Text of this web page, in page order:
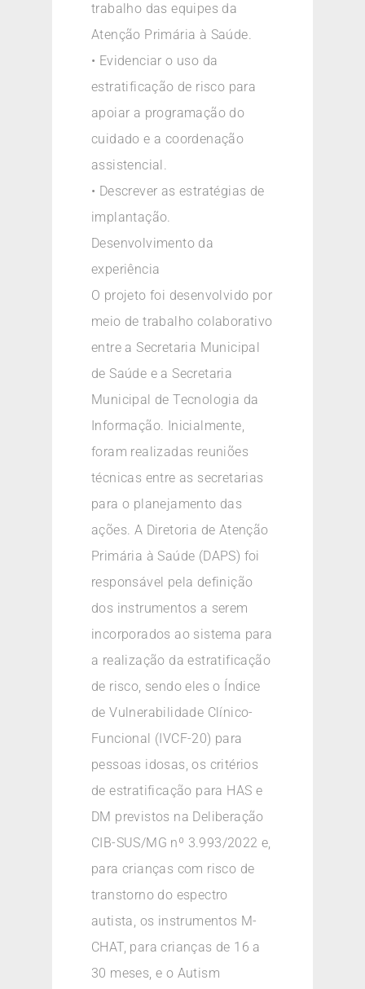
trabalho das equipes da
Atenção Primária à Saúde.
• Evidenciar o uso da
estratificação de risco para
apoiar a programação do
cuidado e a coordenação
assistencial.
• Descrever as estratégias de
implantação.
Desenvolvimento da
experiência
O projeto foi desenvolvido por
meio de trabalho colaborativo
entre a Secretaria Municipal
de Saúde e a Secretaria
Municipal de Tecnologia da
Informação. Inicialmente,
foram realizadas reuniões
técnicas entre as secretarias
para o planejamento das
ações. A Diretoria de Atenção
Primária à Saúde (DAPS) foi
responsável pela definição
dos instrumentos a serem
incorporados ao sistema para
a realização da estratificação
de risco, sendo eles o Índice
de Vulnerabilidade Clínico-
Funcional (IVCF-20) para
pessoas idosas, os critérios
de estratificação para HAS e
DM previstos na Deliberação
CIB-SUS/MG nº 3.993/2022 e,
para crianças com risco de
transtorno do espectro
autista, os instrumentos M-
CHAT, para crianças de 16 a
30 meses, e o Autism